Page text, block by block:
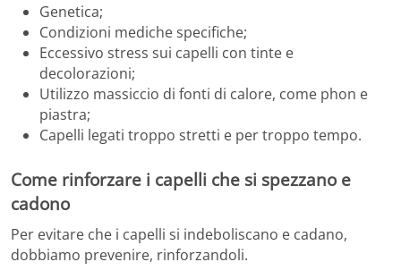
Genetica;
Condizioni mediche specifiche;
Eccessivo stress sui capelli con tinte e
decolorazioni;
Utilizzo massiccio di fonti di calore, come phon e
piastra;
Capelli legati troppo stretti e per troppo tempo.
Come rinforzare i capelli che si spezzano e
cadono
Per evitare che i capelli si indeboliscano e cadano,
dobbiamo prevenire, rinforzandoli.